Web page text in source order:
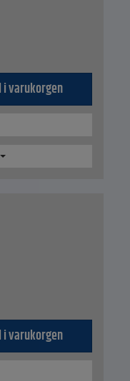
i varukorgen
i varukorgen